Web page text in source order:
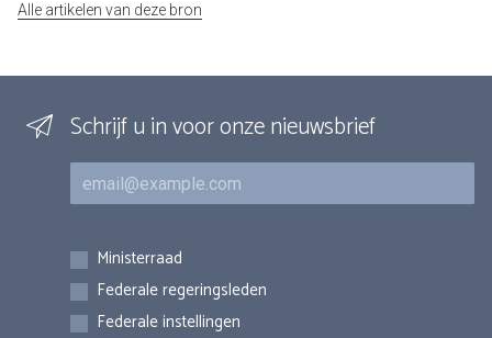
Alle artikelen van deze bron
Schrijf u in voor onze nieuwsbrief
E-mail
Inschrijvingen
Ministerraad
Federale regeringsleden
Federale instellingen